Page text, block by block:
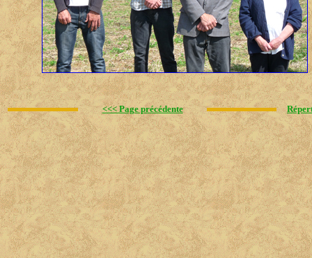
<<< Page précédente